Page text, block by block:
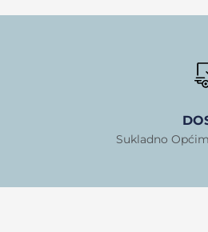
Sukladno